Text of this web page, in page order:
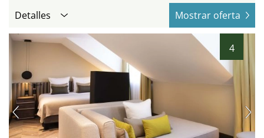
Detalles Mostrar oferta
4